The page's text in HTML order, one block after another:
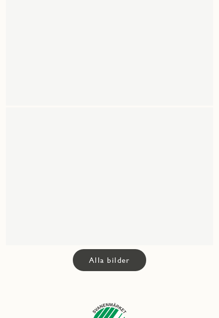
Alla bilder